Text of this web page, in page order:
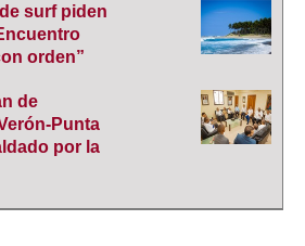
surf piden
orden”
de
Punta
por la